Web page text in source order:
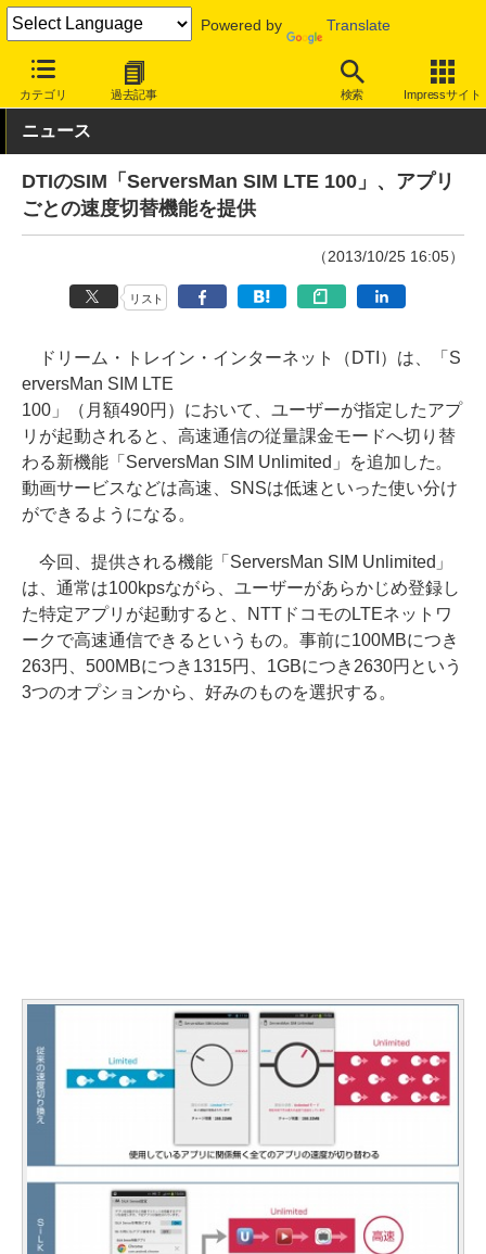
Powered by Translate
カテゴリ 過去記事 検索 Impressサイト
INTERNET Watch サービス/ソフト 携帯回線
ニュース
DTIのSIM「ServersMan SIM LTE 100」、アプリ
ごとの速度切替機能を提供
（2013/10/25 16:05）
リスト
ドリーム・トレイン・インターネット（DTI）は、「S
erversMan SIM LTE
100」（月額490円）において、ユーザーが指定したアプ
リが起動されると、高速通信の従量課金モードへ切り替
わる新機能「ServersMan SIM Unlimited」を追加した。
動画サービスなどは高速、SNSは低速といった使い分け
ができるようになる。
今回、提供される機能「ServersMan SIM Unlimited」
は、通常は100kpsながら、ユーザーがあらかじめ登録し
た特定アプリが起動すると、NTTドコモのLTEネットワ
ークで高速通信できるというもの。事前に100MBにつき
263円、500MBにつき1315円、1GBにつき2630円という
3つのオプションから、好みのものを選択する。